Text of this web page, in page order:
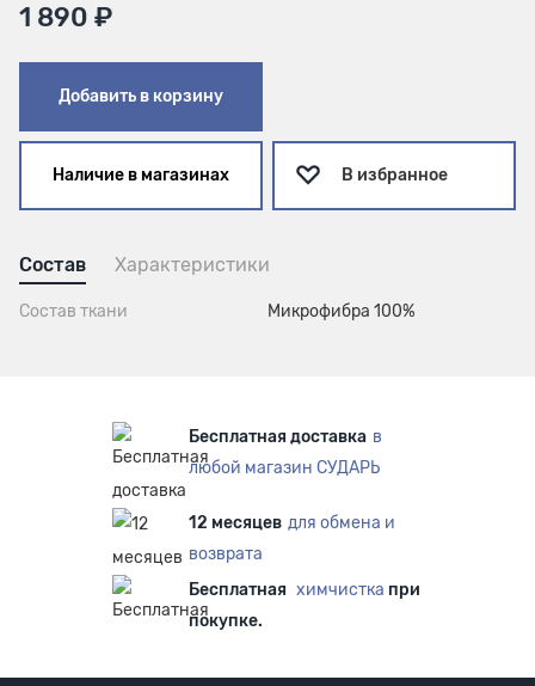
1 890 ₽
Добавить в корзину
Наличие в магазинах В избранное
Состав Характеристики
Состав ткани Микрофибра 100%
Бесплатная доставка в
любой магазин СУДАРЬ
12 месяцев для обмена и
возврата
Бесплатная химчистка при
покупке.